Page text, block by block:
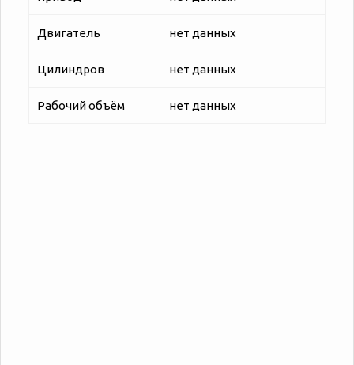
Двигатель нет данных
Цилиндров нет данных
Рабочий объём нет данных